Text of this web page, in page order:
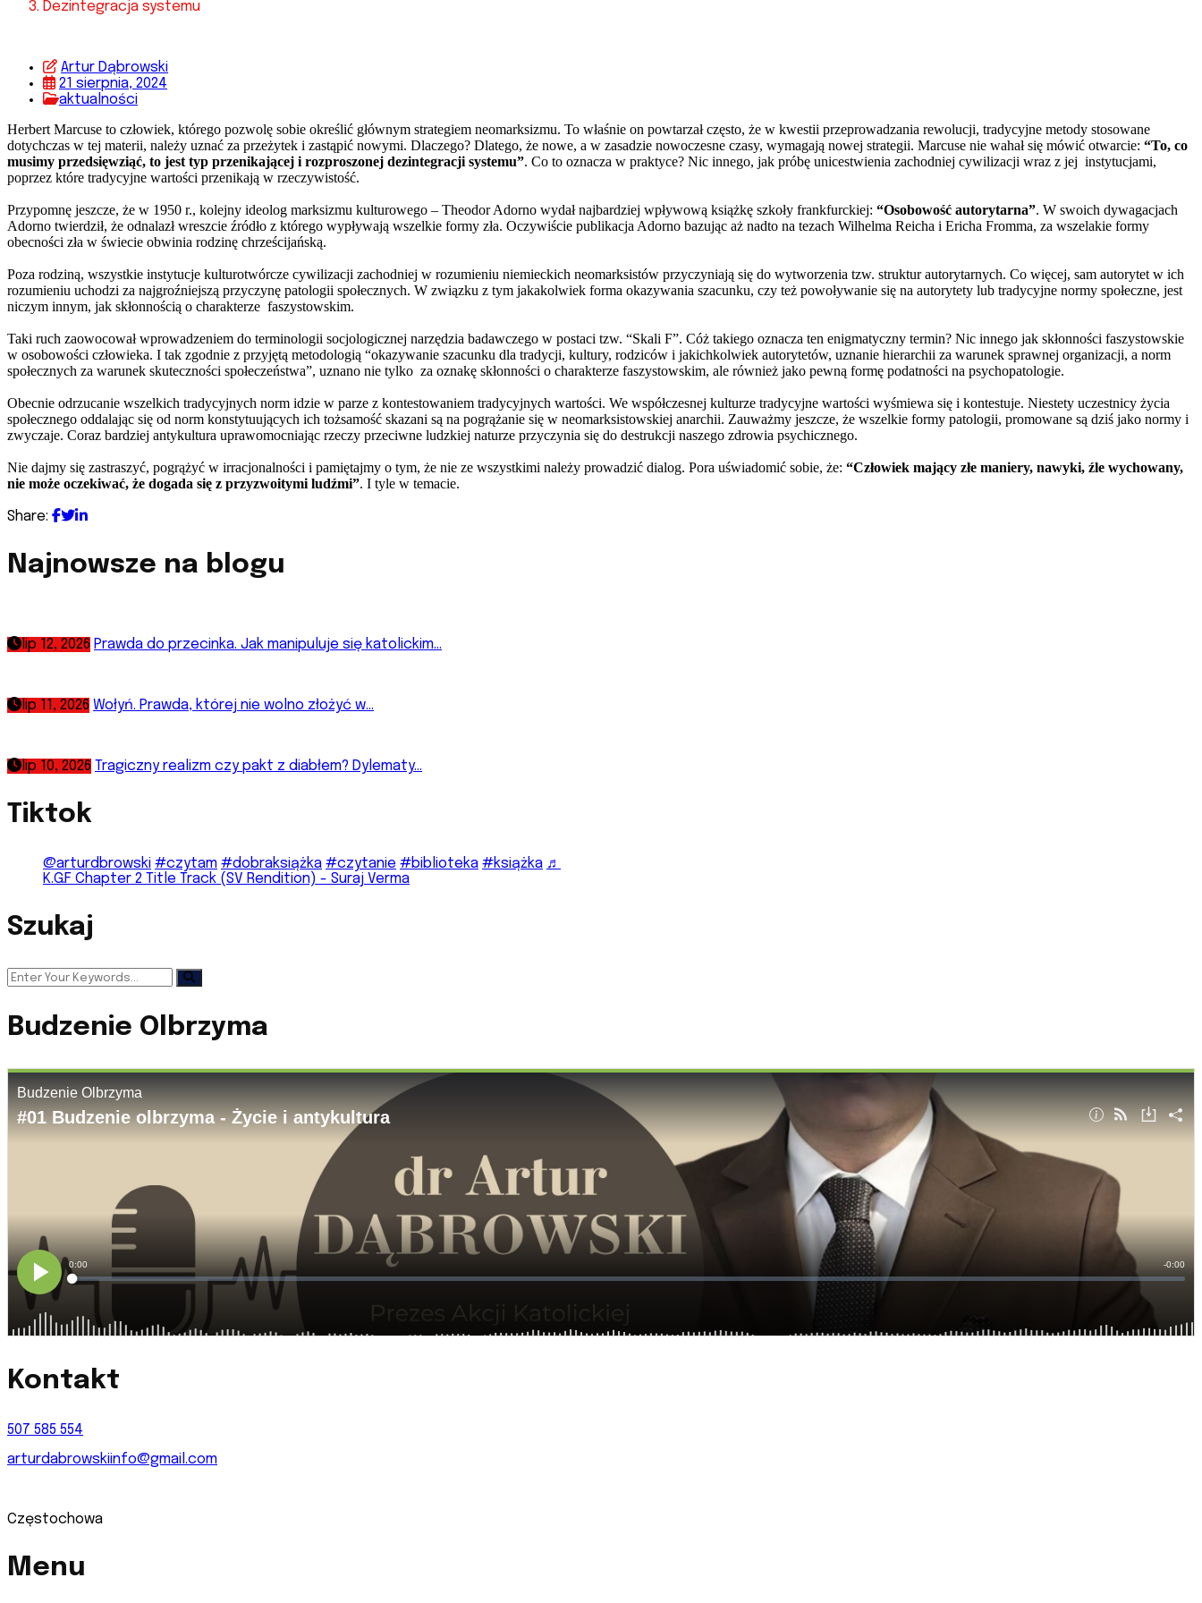
Dezintegracja systemu
Artur Dąbrowski
21 sierpnia, 2024
aktualności
Herbert Marcuse to człowiek, którego pozwolę sobie określić głównym strategiem neomarksizmu. To właśnie on powtarzał często, że w kwestii przeprowadzania rewolucji, tradycyjne metody stosowane
dotychczas w tej materii, należy uznać za przeżytek i zastąpić nowymi. Dlaczego? Dlatego, że nowe, a w zasadzie nowoczesne czasy, wymagają nowej strategii. Marcuse nie wahał się mówić otwarcie: “To, co
musimy przedsięwziąć, to jest typ przenikającej i rozproszonej dezintegracji systemu”. Co to oznacza w praktyce? Nic innego, jak próbę unicestwienia zachodniej cywilizacji wraz z jej instytucjami,
poprzez które tradycyjne wartości przenikają w rzeczywistość.
Przypomnę jeszcze, że w 1950 r., kolejny ideolog marksizmu kulturowego – Theodor Adorno wydał najbardziej wpływową książkę szkoły frankfurckiej: “Osobowość autorytarna”. W swoich dywagacjach
Adorno twierdził, że odnalazł wreszcie źródło z którego wypływają wszelkie formy zła. Oczywiście publikacja Adorno bazując aż nadto na tezach Wilhelma Reicha i Ericha Fromma, za wszelakie formy
obecności zła w świecie obwinia rodzinę chrześcijańską.
Poza rodziną, wszystkie instytucje kulturotwórcze cywilizacji zachodniej w rozumieniu niemieckich neomarksistów przyczyniają się do wytworzenia tzw. struktur autorytarnych. Co więcej, sam autorytet w ich
rozumieniu uchodzi za najgroźniejszą przyczynę patologii społecznych. W związku z tym jakakolwiek forma okazywania szacunku, czy też powoływanie się na autorytety lub tradycyjne normy społeczne, jest
niczym innym, jak skłonnością o charakterze faszystowskim.
Taki ruch zaowocował wprowadzeniem do terminologii socjologicznej narzędzia badawczego w postaci tzw. “Skali F”. Cóż takiego oznacza ten enigmatyczny termin? Nic innego jak skłonności faszystowskie
w osobowości człowieka. I tak zgodnie z przyjętą metodologią “okazywanie szacunku dla tradycji, kultury, rodziców i jakichkolwiek autorytetów, uznanie hierarchii za warunek sprawnej organizacji, a norm
społecznych za warunek skuteczności społeczeństwa”, uznano nie tylko za oznakę skłonności o charakterze faszystowskim, ale również jako pewną formę podatności na psychopatologie.
Obecnie odrzucanie wszelkich tradycyjnych norm idzie w parze z kontestowaniem tradycyjnych wartości. We współczesnej kulturze tradycyjne wartości wyśmiewa się i kontestuje. Niestety uczestnicy życia
społecznego oddalając się od norm konstytuujących ich tożsamość skazani są na pogrążanie się w neomarksistowskiej anarchii. Zauważmy jeszcze, że wszelkie formy patologii, promowane są dziś jako normy i
zwyczaje. Coraz bardziej antykultura uprawomocniając rzeczy przeciwne ludzkiej naturze przyczynia się do destrukcji naszego zdrowia psychicznego.
Nie dajmy się zastraszyć, pogrążyć w irracjonalności i pamiętajmy o tym, że nie ze wszystkimi należy prowadzić dialog. Pora uświadomić sobie, że: “Człowiek mający złe maniery, nawyki, źle wychowany,
nie może oczekiwać, że dogada się z przyzwoitymi ludźmi”. I tyle w temacie.
Share:
Najnowsze na blogu
lip 12, 2026 Prawda do przecinka. Jak manipuluje się katolickim...
lip 11, 2026 Wołyń. Prawda, której nie wolno złożyć w...
lip 10, 2026 Tragiczny realizm czy pakt z diabłem? Dylematy...
Tiktok
@arturdbrowski #czytam #dobraksiążka #czytanie #biblioteka #książka ♬
K.G.F Chapter 2 Title Track (SV Rendition) - Suraj Verma
Szukaj
Budzenie Olbrzyma
Kontakt
507 585 554
arturdabrowskiinfo@gmail.com
Częstochowa
Menu